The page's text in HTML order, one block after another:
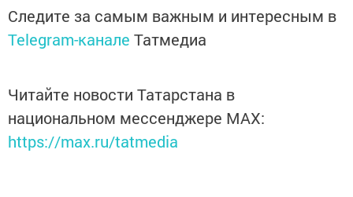
Следите за самым важным и интересным в
Telegram-канале Татмедиа
Читайте новости Татарстана в
национальном мессенджере MАХ:
https://max.ru/tatmedia